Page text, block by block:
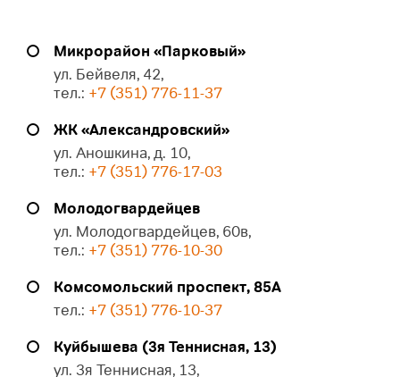
Микрорайон «Парковый»
ул. Бейвеля, 42,
тел.: +7 (351) 776-11-37
ЖК «Александровский»
ул. Аношкина, д. 10,
тел.: +7 (351) 776-17-03
Молодогвардейцев
ул. Молодогвардейцев, 60в,
тел.: +7 (351) 776-10-30
Комсомольский проспект, 85А
тел.: +7 (351) 776-10-37
Куйбышева (3я Теннисная, 13)
ул. 3я Теннисная, 13,